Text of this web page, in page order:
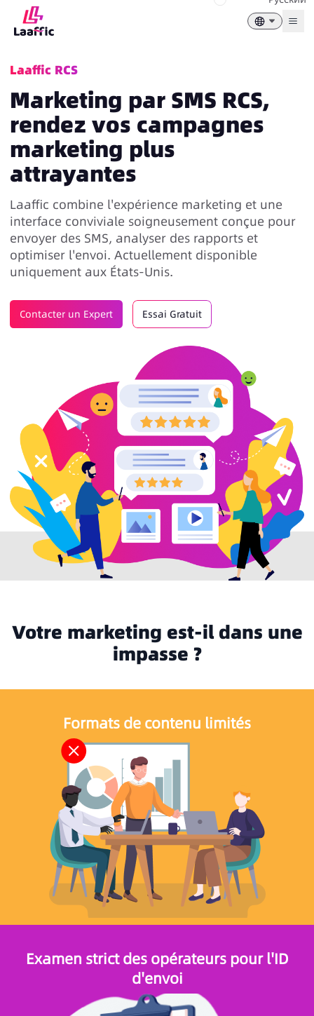
Laaffic RCS
Marketing par SMS RCS,
rendez vos campagnes
marketing plus
attrayantes
Laaffic combine l'expérience marketing et une
interface conviviale soigneusement conçue pour
envoyer des SMS, analyser des rapports et
optimiser l'envoi. Actuellement disponible
uniquement aux États-Unis.
Contacter un Expert Essai Gratuit
Votre marketing est-il dans une
impasse ?
Formats de contenu limités
Examen strict des opérateurs pour l'ID
d'envoi